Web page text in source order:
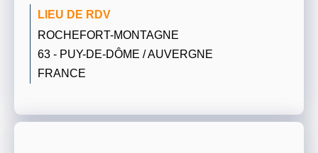
LIEU DE RDV
ROCHEFORT-MONTAGNE
63 - PUY-DE-DÔME / AUVERGNE
FRANCE